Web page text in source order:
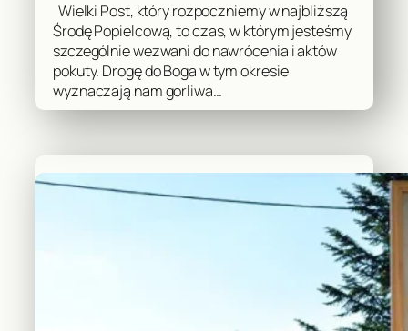
Wielki Post, który rozpoczniemy w najbliższą
Środę Popielcową, to czas, w którym jesteśmy
szczególnie wezwani do nawrócenia i aktów
pokuty. Drogę do Boga w tym okresie
wyznaczają nam gorliwa…